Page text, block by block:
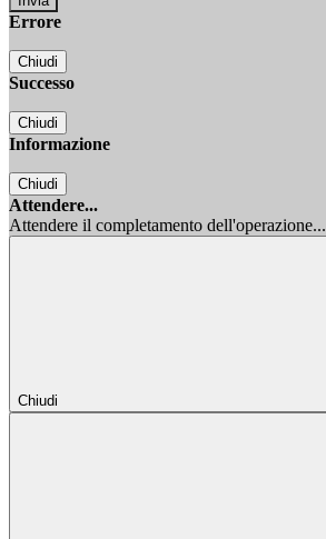
Errore
Chiudi
Successo
Chiudi
Informazione
Chiudi
Attendere...
Attendere il completamento dell'operazione...
Chiudi